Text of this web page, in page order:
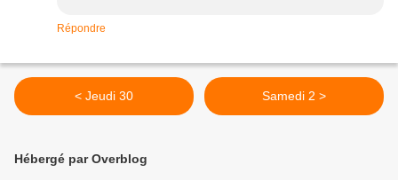
Répondre
< Jeudi 30 Samedi 2 >
Hébergé par Overblog